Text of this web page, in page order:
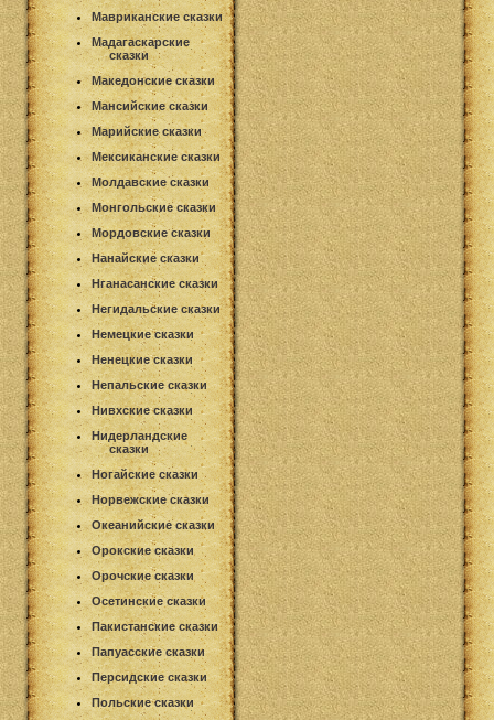
Мавриканские сказки
Мадагаскарские
сказки
Македонские сказки
Мансийские сказки
Марийские сказки
Мексиканские сказки
Молдавские сказки
Монгольские сказки
Мордовские сказки
Нанайские сказки
Нганасанские сказки
Негидальские сказки
Немецкие сказки
Ненецкие сказки
Непальские сказки
Нивхские сказки
Нидерландские
сказки
Ногайские сказки
Норвежские сказки
Океанийские сказки
Орокские сказки
Орочские сказки
Осетинские сказки
Пакистанские сказки
Папуасские сказки
Персидские сказки
Польские сказки